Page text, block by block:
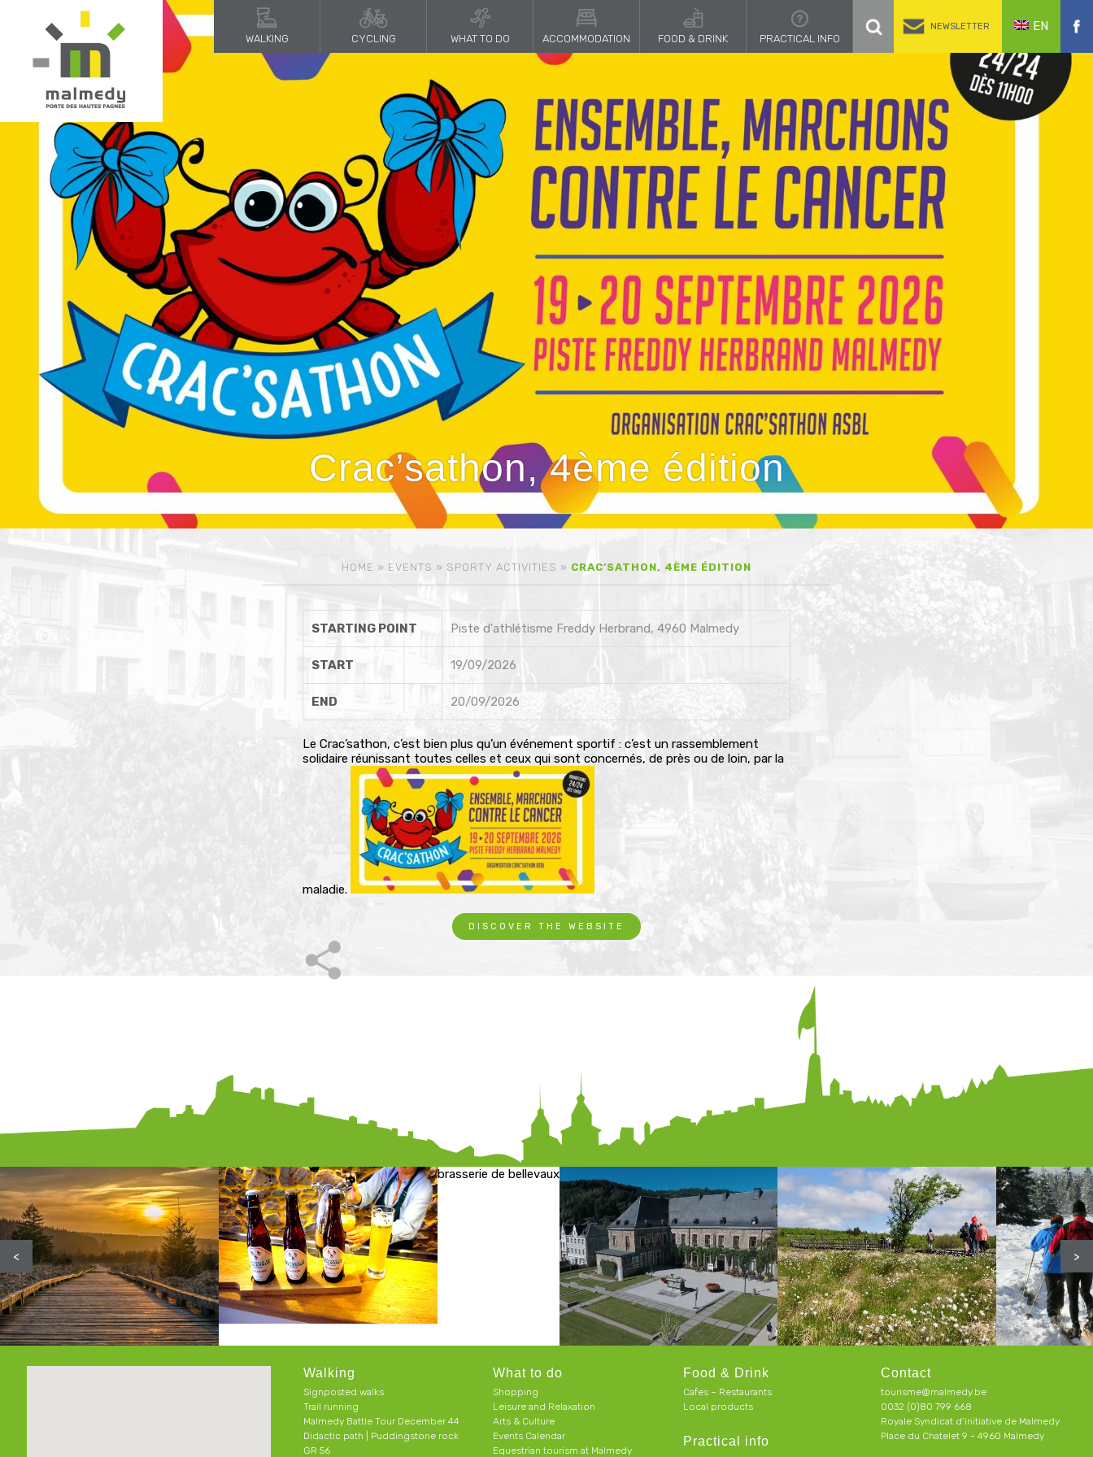
WALKING CYCLING WHAT TO DO ACCOMMODATION FOOD & DRINK PRACTICAL INFO
NEWSLETTER EN
Crac’sathon, 4ème édition
HOME » EVENTS » SPORTY ACTIVITIES » CRAC’SATHON, 4ÈME ÉDITION
STARTING POINT Piste d'athlétisme Freddy Herbrand, 4960 Malmedy
START 19/09/2026
END 20/09/2026
Le Crac’sathon, c’est bien plus qu’un événement sportif : c’est un rassemblement
solidaire réunissant toutes celles et ceux qui sont concernés, de près ou de loin, par la
maladie.
DISCOVER THE WEBSITE
brasserie de bellevaux
< >
Walking
Signposted walks
Trail running
Malmedy Battle Tour December 44
Didactic path | Puddingstone rock
GR 56
What to do
Shopping
Leisure and Relaxation
Arts & Culture
Events Calendar
Equestrian tourism at Malmedy
Food & Drink
Cafes – Restaurants
Local products
Practical info
Contact
tourisme@malmedy.be
0032 (0)80 799 668
Royale Syndicat d’initiative de Malmedy
Place du Chatelet 9 - 4960 Malmedy